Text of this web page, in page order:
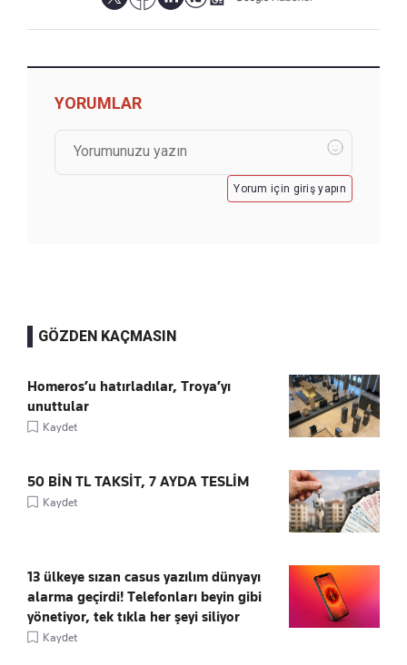
YORUMLAR
Yorum için giriş yapın
GÖZDEN KAÇMASIN
Homeros’u hatırladılar, Troya’yı
unuttular
Kaydet
50 BİN TL TAKSİT, 7 AYDA TESLİM
Kaydet
13 ülkeye sızan casus yazılım dünyayı
alarma geçirdi! Telefonları beyin gibi
yönetiyor, tek tıkla her şeyi siliyor
Kaydet